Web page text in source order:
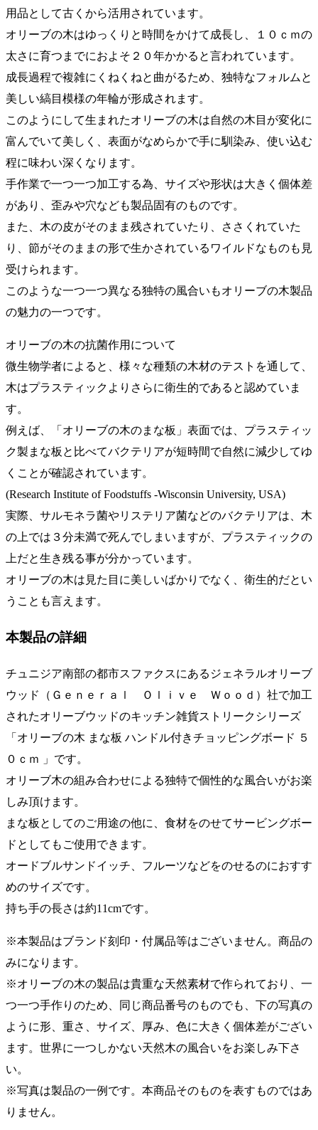
用品として古くから活用されています。
オリーブの木はゆっくりと時間をかけて成長し、１０ｃｍの
太さに育つまでにおよそ２０年かかると言われています。
成長過程で複雑にくねくねと曲がるため、独特なフォルムと
美しい縞目模様の年輪が形成されます。
このようにして生まれたオリーブの木は自然の木目が変化に
富んでいて美しく、表面がなめらかで手に馴染み、使い込む
程に味わい深くなります。
手作業で一つ一つ加工する為、サイズや形状は大きく個体差
があり、歪みや穴なども製品固有のものです。
また、木の皮がそのまま残されていたり、ささくれていた
り、節がそのままの形で生かされているワイルドなものも見
受けられます。
このような一つ一つ異なる独特の風合いもオリーブの木製品
の魅力の一つです。
オリーブの木の抗菌作用について
微生物学者によると、様々な種類の木材のテストを通して、
木はプラスティックよりさらに衛生的であると認めていま
す。
例えば、「オリーブの木のまな板」表面では、プラスティッ
ク製まな板と比べてバクテリアが短時間で自然に減少してゆ
くことが確認されています。
(Research Institute of Foodstuffs -Wisconsin University, USA)
実際、サルモネラ菌やリステリア菌などのバクテリアは、木
の上では３分未満で死んでしまいますが、プラスティックの
上だと生き残る事が分かっています。
オリーブの木は見た目に美しいばかりでなく、衛生的だとい
うことも言えます。
本製品の詳細
チュニジア南部の都市スファクスにあるジェネラルオリーブ
ウッド（Ｇｅｎｅｒａｌ Ｏｌｉｖｅ Ｗｏｏｄ）社で加工
されたオリーブウッドのキッチン雑貨ストリークシリーズ
「オリーブの木 まな板 ハンドル付きチョッピングボード ５
０ｃｍ 」です。
オリーブ木の組み合わせによる独特で個性的な風合いがお楽
しみ頂けます。
まな板としてのご用途の他に、食材をのせてサービングボー
ドとしてもご使用できます。
オードブルサンドイッチ、フルーツなどをのせるのにおすす
めのサイズです。
持ち手の長さは約11cmです。
※本製品はブランド刻印・付属品等はございません。商品の
みになります。
※オリーブの木の製品は貴重な天然素材で作られており、一
つ一つ手作りのため、同じ商品番号のものでも、下の写真の
ように形、重さ、サイズ、厚み、色に大きく個体差がござい
ます。世界に一つしかない天然木の風合いをお楽しみ下さ
い。
※写真は製品の一例です。本商品そのものを表すものではあ
りません。